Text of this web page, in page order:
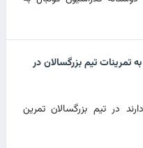
تمرینات تیم بزرگسالان در
در تیم بزرگسالان تمرین